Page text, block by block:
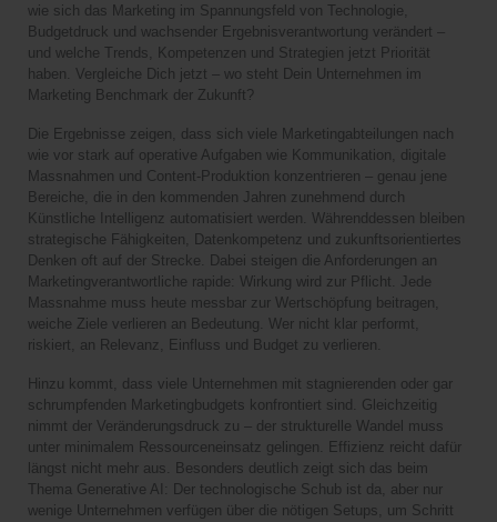
wie sich das Marketing im Spannungsfeld von Technologie,
Budgetdruck und wachsender Ergebnisverantwortung verändert –
und welche Trends, Kompetenzen und Strategien jetzt Priorität
haben. Vergleiche Dich jetzt – wo steht Dein Unternehmen im
Marketing Benchmark der Zukunft?
Die Ergebnisse zeigen, dass sich viele Marketingabteilungen nach
wie vor stark auf operative Aufgaben wie Kommunikation, digitale
Massnahmen und Content-Produktion konzentrieren – genau jene
Bereiche, die in den kommenden Jahren zunehmend durch
Künstliche Intelligenz automatisiert werden. Währenddessen bleiben
strategische Fähigkeiten, Datenkompetenz und zukunftsorientiertes
Denken oft auf der Strecke. Dabei steigen die Anforderungen an
Marketingverantwortliche rapide: Wirkung wird zur Pflicht. Jede
Massnahme muss heute messbar zur Wertschöpfung beitragen,
weiche Ziele verlieren an Bedeutung. Wer nicht klar performt,
riskiert, an Relevanz, Einfluss und Budget zu verlieren.
Hinzu kommt, dass viele Unternehmen mit stagnierenden oder gar
schrumpfenden Marketingbudgets konfrontiert sind. Gleichzeitig
nimmt der Veränderungsdruck zu – der strukturelle Wandel muss
unter minimalem Ressourceneinsatz gelingen. Effizienz reicht dafür
längst nicht mehr aus. Besonders deutlich zeigt sich das beim
Thema Generative AI: Der technologische Schub ist da, aber nur
wenige Unternehmen verfügen über die nötigen Setups, um Schritt